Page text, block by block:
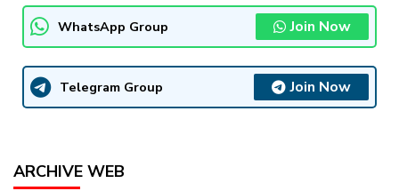
WhatsApp Group Join Now
Telegram Group Join Now
ARCHIVE WEB